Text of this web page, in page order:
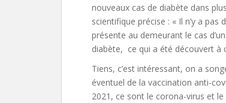
nouveaux cas de diabète dans
scientifique précise : « Il n’y a
présente au demeurant le cas
diabète, ce qui a été découvert à
Tiens, c’est intéressant, on a
éventuel de la vaccination anti-
2021, ce sont le corona-virus et